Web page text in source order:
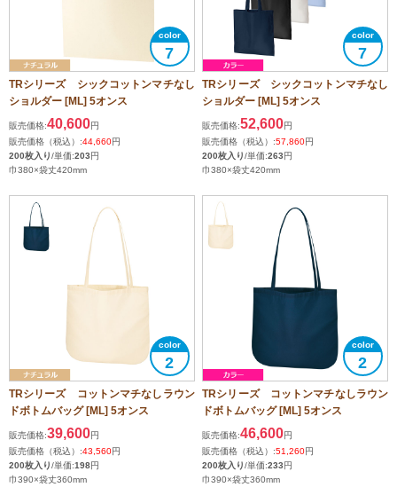
7
TRシリーズ シックコットンマチなし
ショルダー [ML] 5オンス
販売価格:40,600円
販売価格（税込）:44,660円
200枚入り/単価:203円
巾380×袋丈420mm
7
TRシリーズ シックコットンマチなし
ショルダー [ML] 5オンス
販売価格:52,600円
販売価格（税込）:57,860円
200枚入り/単価:263円
巾380×袋丈420mm
2
TRシリーズ コットンマチなしラウン
ドボトムバッグ [ML] 5オンス
販売価格:39,600円
販売価格（税込）:43,560円
200枚入り/単価:198円
巾390×袋丈360mm
2
TRシリーズ コットンマチなしラウン
ドボトムバッグ [ML] 5オンス
販売価格:46,600円
販売価格（税込）:51,260円
200枚入り/単価:233円
巾390×袋丈360mm